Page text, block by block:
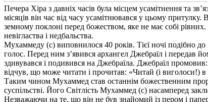
Печера Хіра з давніх часів була місцем усамітнення та
місяців він час від часу усамітнювався у цьому
земному поклоні перед божеством, яке не має собі
невігластва і недбальства.
Мухаммеду (с) виповнилося 40 років. Тієї ночі подібно
голос. Перед ним з’явився архангел Джебраїл і
здивувався і подивився на Джебраїла. Джебраїл
відчув, що може читати і прочитав: «Читай (і
Таким чином Мухаммед став останнім божественним
суспільстві. Його Світлість Мухаммед (с) насамперед
Незважаючи на те, що він не був знайомий із пером і